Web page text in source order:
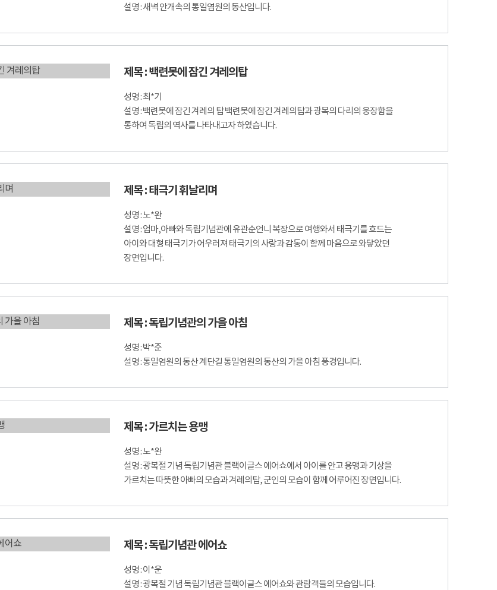
설명 : 새벽 안개속의 통일염원의 동산입니다.
제목 : 백련못에 잠긴 겨레의탑
성명 : 최*기
설명 : 백련못에 잠긴 겨레의 탑 백련못에 잠긴 겨레의탑과 광복의 다리의 웅장함을
통하여 독립의 역사를 나타내고자 하였습니다.
제목 : 태극기 휘날리며
성명 : 노*완
설명 : 엄마,아빠와 독립기념관에 유관순언니 복장으로 여행와서 태극기를 흐드는
아이와 대형 태극기가 어우러져 태극기의 사랑과 감동이 함께 마음으로 와닿았던
장면입니다.
제목 : 독립기념관의 가을 아침
성명 : 박*준
설명 : 통일염원의 동산 계단길 통일염원의 동산의 가을 아침 풍경입니다.
제목 : 가르치는 용맹
성명 : 노*완
설명 : 광복절 기념 독립기념관 블랙이글스 에어쇼에서 아이를 안고 용맹과 기상을
가르치는 따뜻한 아빠의 모습과 겨레의탑, 군인의 모습이 함께 어루어진 장면입니다.
제목 : 독립기념관 에어쇼
성명 : 이*운
설명 : 광복절 기념 독립기념관 블랙이글스 에어쇼와 관람객들의 모습입니다.